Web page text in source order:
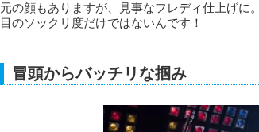
元の顔もありますが、見事なフレディ仕上げに
目のソックリ度だけではないんです！
冒頭からバッチリな掴み